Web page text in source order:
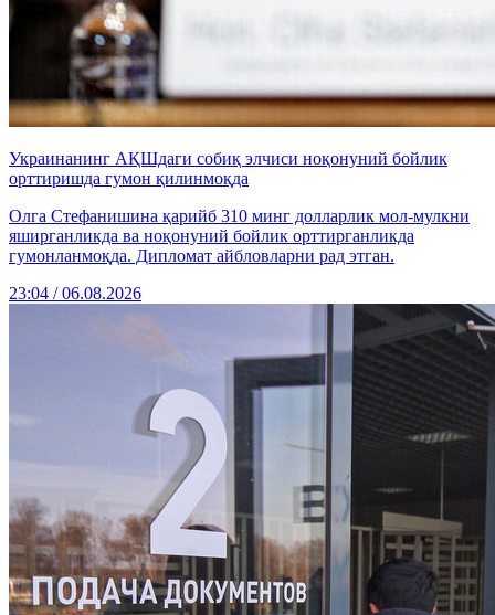
Украинанинг АҚШдаги собиқ элчиси ноқонуний бойлик
орттиришда гумон қилинмоқда
Олга Стефанишина қарийб 310 минг долларлик мол-мулкни
яширганликда ва ноқонуний бойлик орттирганликда
гумонланмоқда. Дипломат айбловларни рад этган.
23:04 / 06.08.2026